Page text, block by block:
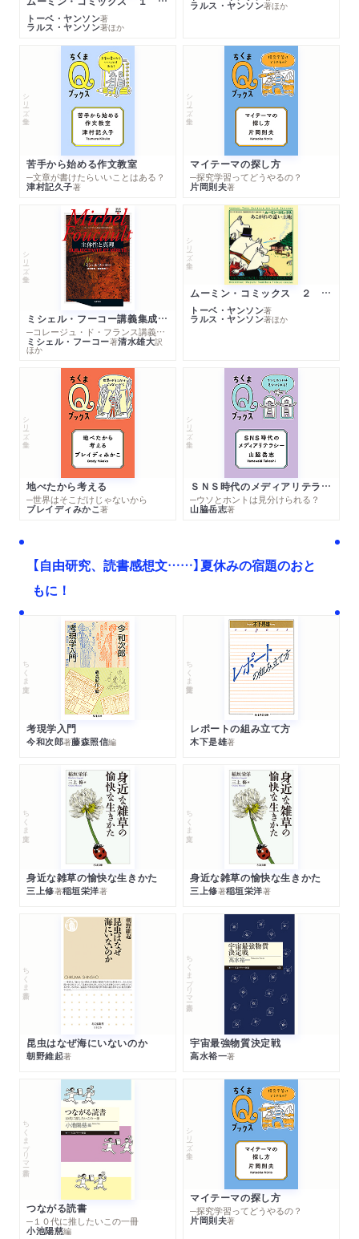
トーベ・ヤンソン著
ラルス・ヤンソン著ほか
ラルス・ヤンソン著ほか
シリーズ・全集
苦手から始める作文教室
─文章が書けたらいいことはある？
津村記久子著
シリーズ・全集
マイテーマの探し方
─探究学習ってどうやるの？
片岡則夫著
シリーズ・全集
ミシェル・フーコー講義集成１０ 主体性と真理
─コレージュ・ド・フランス講義１９８０－１９８１年度
ミシェル・フーコー著清水雄大訳
ほか
シリーズ・全集
ムーミン・コミックス ２ あこがれの遠い土地
トーベ・ヤンソン著
ラルス・ヤンソン著ほか
シリーズ・全集
地べたから考える
─世界はそこだけじゃないから
ブレイディみかこ著
シリーズ・全集
ＳＮＳ時代のメディアリテラシー
─ウソとホントは見分けられる？
山脇岳志著
【自由研究、読書感想文……】夏休みの宿題のおと
もに！
ちくま文庫
考現学入門
今和次郎著藤森照信編
ちくま学芸文庫
レポートの組み立て方
木下是雄著
ちくま文庫
身近な雑草の愉快な生きかた
三上修著稲垣栄洋著
ちくま文庫
身近な雑草の愉快な生きかた
三上修著稲垣栄洋著
ちくま新書
昆虫はなぜ海にいないのか
朝野維起著
ちくまプリマー新書
宇宙最強物質決定戦
高水裕一著
ちくまプリマー新書
つながる読書
─１０代に推したいこの一冊
小池陽慈編
シリーズ・全集
マイテーマの探し方
─探究学習ってどうやるの？
片岡則夫著